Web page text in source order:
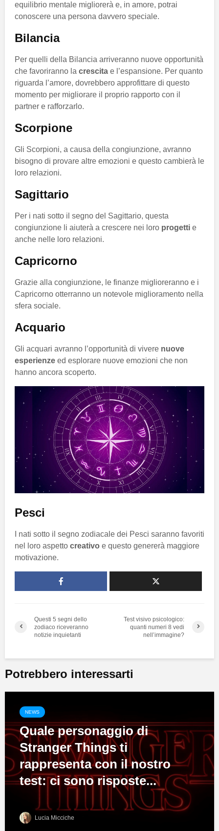
equilibrio mentale migliorerà e, in amore, potrai
conoscere una persona davvero speciale.
Bilancia
Per quelli della Bilancia arriveranno nuove opportunità
che favoriranno la crescita e l’espansione. Per quanto
riguarda l’amore, dovrebbero approfittare di questo
momento per migliorare il proprio rapporto con il
partner e rafforzarlo.
Scorpione
Gli Scorpioni, a causa della congiunzione, avranno
bisogno di provare altre emozioni e questo cambierà le
loro relazioni.
Sagittario
Per i nati sotto il segno del Sagittario, questa
congiunzione li aiuterà a crescere nei loro progetti e
anche nelle loro relazioni.
Capricorno
Grazie alla congiunzione, le finanze miglioreranno e i
Capricorno otterranno un notevole miglioramento nella
sfera sociale.
Acquario
Gli acquari avranno l’opportunità di vivere nuove
esperienze ed esplorare nuove emozioni che non
hanno ancora scoperto.
Pesci
I nati sotto il segno zodiacale dei Pesci saranno favoriti
nel loro aspetto creativo e questo genererà maggiore
motivazione.
Questi 5 segni dello
zodiaco riceveranno
notizie inquietanti
Test visivo psicologico:
quanti numeri 8 vedi
nell’immagine?
Potrebbero interessarti
NEWS
Quale personaggio di
Stranger Things ti
rappresenta con il nostro
test: ci sono risposte...
Lucia Micciche